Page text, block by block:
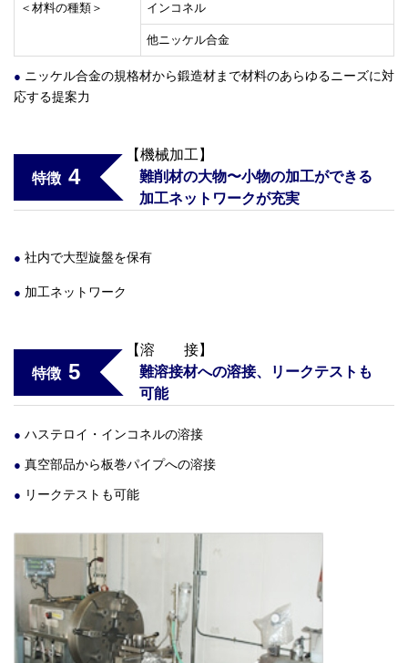
＜材料の種類＞ インコネル
他ニッケル合金
ニッケル合金の規格材から鍛造材まで材料のあらゆるニーズに対
応する提案力
特徴 4
【機械加工】
難削材の大物〜小物の加工ができる
加工ネットワークが充実
社内で大型旋盤を保有
加工ネットワーク
特徴 5
【溶 接】
難溶接材への溶接、リークテストも
可能
ハステロイ・インコネルの溶接
真空部品から板巻パイプへの溶接
リークテストも可能